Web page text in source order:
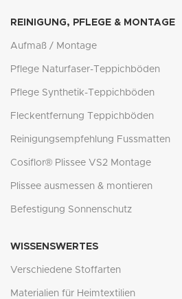
REINIGUNG, PFLEGE & MONTAGE
Aufmaß / Montage
Pflege Naturfaser-Teppichböden
Pflege Synthetik-Teppichböden
Fleckentfernung Teppichböden
Reinigungsempfehlung Fussmatten
Cosiflor® Plissee VS2 Montage
Plissee ausmessen & montieren
Befestigung Sonnenschutz
WISSENSWERTES
Verschiedene Stoffarten
Materialien für Heimtextilien